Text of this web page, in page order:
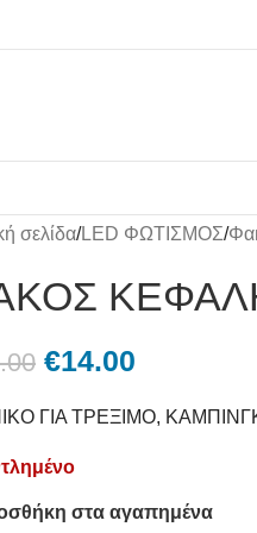
σελίδα/LED ΦΩΤΙΣΜΟΣ/
€14.00
ΓΙΑ ΤΡΕΞΙΜΟ,
στα αγαπημένα